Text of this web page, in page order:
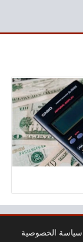
سياسة الخصوصية